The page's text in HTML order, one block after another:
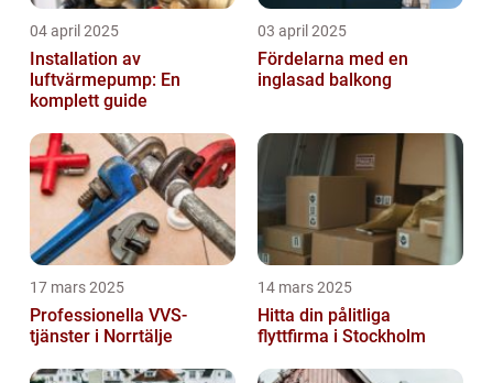
04 april 2025
Installation av
luftvärmepump: En
komplett guide
03 april 2025
Fördelarna med en
inglasad balkong
17 mars 2025
Professionella VVS-
tjänster i Norrtälje
14 mars 2025
Hitta din pålitliga
flyttfirma i Stockholm